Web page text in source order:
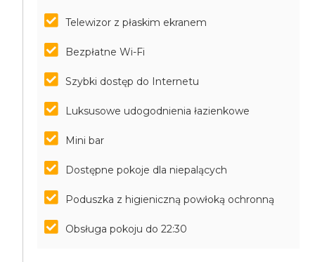
Telewizor z płaskim ekranem
Bezpłatne Wi-Fi
Szybki dostęp do Internetu
Luksusowe udogodnienia łazienkowe
Mini bar
Dostępne pokoje dla niepalących
Poduszka z higieniczną powłoką ochronną
Obsługa pokoju do 22:30